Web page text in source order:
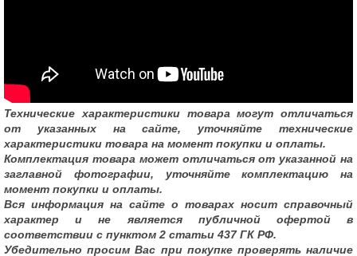
Технические характеристики товара могут отличаться
от указанных на сайте, уточняйте технические
характеристики товара на момент покупки и оплаты.
Комплектация товара может отличаться от указанной на
заглавной фотографии, уточняйте комплектацию на
момент покупки и оплаты.
Вся информация на сайте о товарах носит справочный
характер и не является публичной офертой в
соответствии с пунктом 2 статьи 437 ГК РФ.
Убедительно просим Вас при покупке проверять наличие